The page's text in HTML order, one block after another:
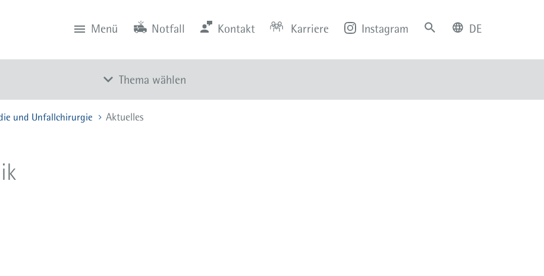
Menü Notfall Kontakt Karriere Instagram DE
Thema wählen
Ellenbogen
und Unfallchirurgie Aktuelles